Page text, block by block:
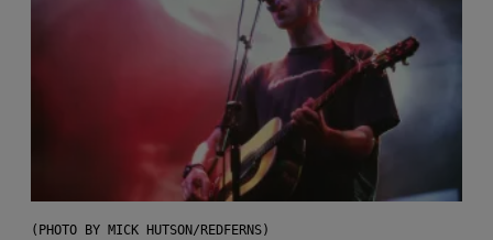
(PHOTO BY MICK HUTSON/REDFERNS)